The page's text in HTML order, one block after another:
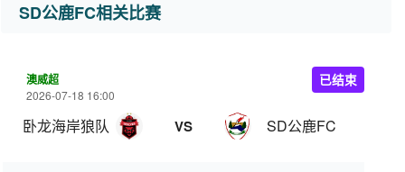
SD公鹿FC相关比赛
澳威超
2026-07-18 16:00
卧龙海岸狼队 VS SD公鹿FC
已结束